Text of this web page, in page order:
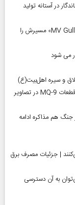
در آستانه تولید
حمله پهپادی به کشتی ترکیه‌ای در دریای سیاه؛ «MV Gulluk» مسیرش را
می شود
قاب تازه از شکار پهپادها؛ MQ-1C، هرمس-900 و قطعات MQ-9 در تصاویر
هم مذاکره ادامه
می‌کنند | جزئیات مصرف برق
به آن دسترسی